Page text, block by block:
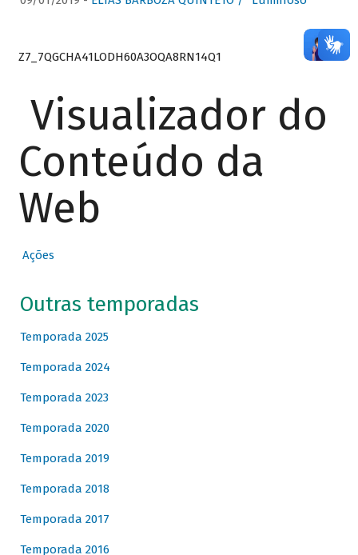
Z7_7QGCHA41LODH60A3OQA8RN14Q1
Visualizador do
Conteúdo da
Web
Ações
Outras temporadas
Temporada 2025
Temporada 2024
Temporada 2023
Temporada 2020
Temporada 2019
Temporada 2018
Temporada 2017
Temporada 2016